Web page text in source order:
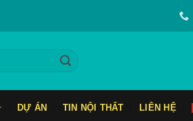
DỰ ÁN TIN NỘI THẤT LIÊN HỆ